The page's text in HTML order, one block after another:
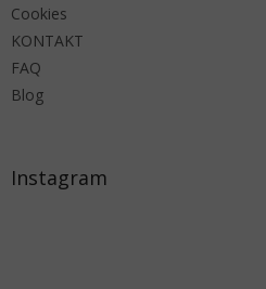
Cookies
KONTAKT
FAQ
Blog
Instagram